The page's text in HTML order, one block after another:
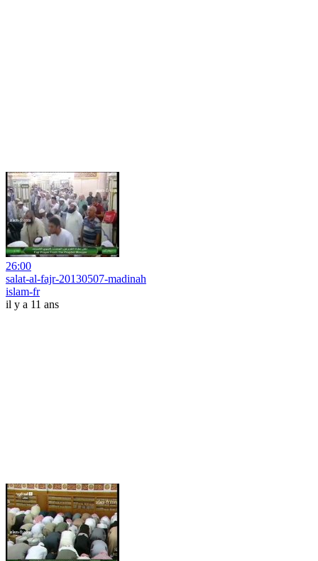
26:00
salat-al-fajr-20130507-madinah
islam-fr
il y a 11 ans